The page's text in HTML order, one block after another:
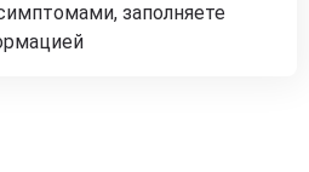
заполняете